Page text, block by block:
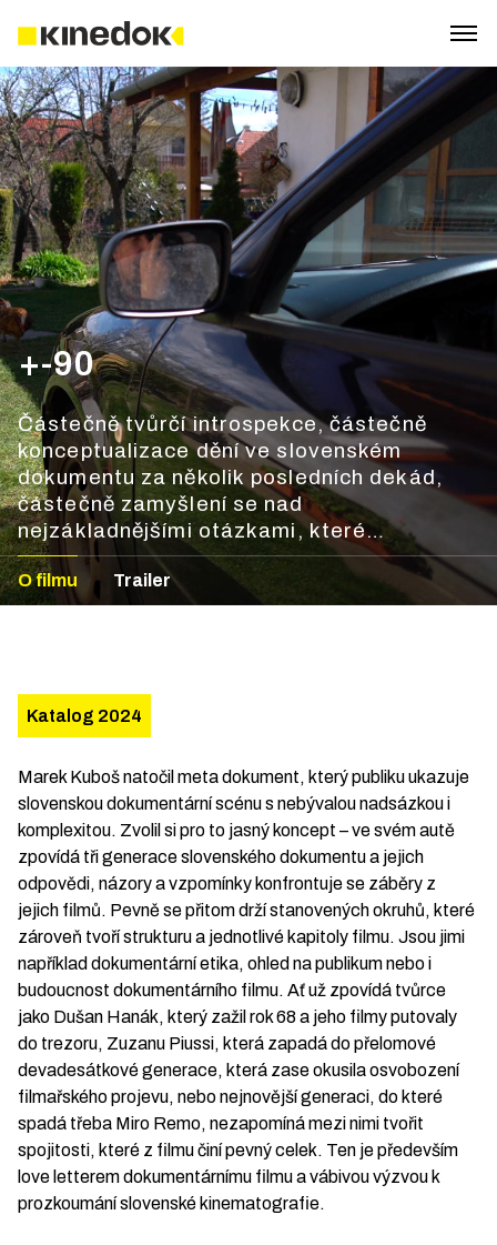
+-90
Částečně tvůrčí introspekce, částečně
konceptualizace dění ve slovenském
dokumentu za několik posledních dekád,
částečně zamyšlení se nad
nejzákladnějšími otázkami, které
dokumentaristy a dokumentaristky v
poslední době tíží. Marek Kuboš natočil
meta dokument, který publiku ukazuje
O filmu Trailer
Katalog 2024
Marek Kuboš natočil meta dokument, který publiku ukazuje
slovenskou dokumentární scénu s nebývalou nadsázkou i
komplexitou. Zvolil si pro to jasný koncept – ve svém autě
zpovídá tři generace slovenského dokumentu a jejich
odpovědi, názory a vzpomínky konfrontuje se záběry z
jejich filmů. Pevně se přitom drží stanovených okruhů, které
zároveň tvoří strukturu a jednotlivé kapitoly filmu. Jsou jimi
například dokumentární etika, ohled na publikum nebo i
budoucnost dokumentárního filmu. Ať už zpovídá tvůrce
jako Dušan Hanák, který zažil rok 68 a jeho filmy putovaly
do trezoru, Zuzanu Piussi, která zapadá do přelomové
devadesátkové generace, která zase okusila osvobození
filmařského projevu, nebo nejnovější generaci, do které
spadá třeba Miro Remo, nezapomíná mezi nimi tvořit
spojitosti, které z filmu činí pevný celek. Ten je především
love letterem dokumentárnímu filmu a vábivou výzvou k
prozkoumání slovenské kinematografie.